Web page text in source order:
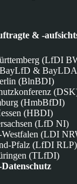
& -
(LfDI
&
(BlnBDI)
(HmbBfDI)
(HBDI)
(LfD NI)
(LDI
Pfalz (LfDI RLP)
(TLfDI)